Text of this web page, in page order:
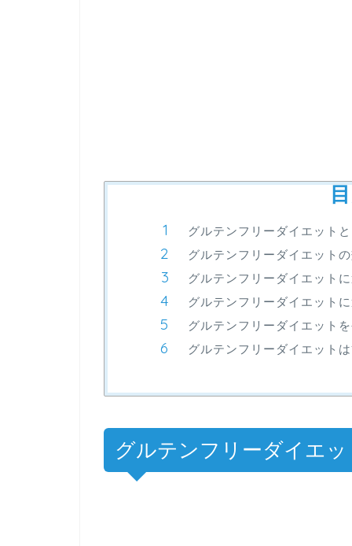
グルテンフリーダイエット
グルテンフリーダイエット
グルテンフリーダイエット
グルテンフリーダイエット
グルテンフリーダイエット
グルテンフリーダイエット
グルテンフリーダイエ